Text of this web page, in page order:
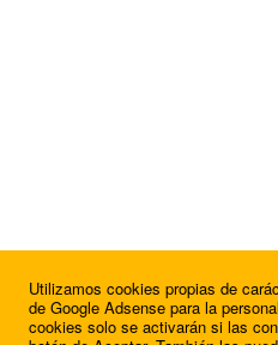
Utilizamos cookies propias de
de Google Adsense para la
cookies solo se activarán si las